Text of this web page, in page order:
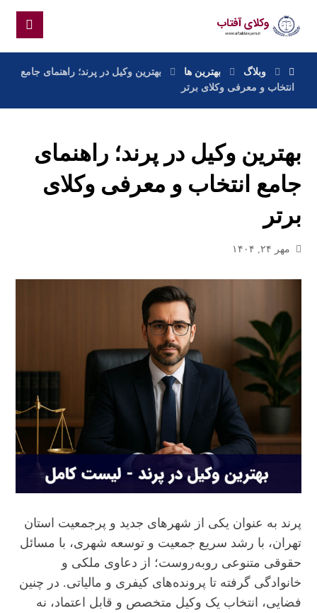
وبلاگ بهترین ها
بهترین وکیل در پرند؛ راهنمای جامع
انتخاب و معرفی وکلای برتر
بهترین وکیل در پرند؛ راهنمای
جامع انتخاب و معرفی وکلای
برتر
مهر ۲۴, ۱۴۰۴
پرند به عنوان یکی از شهرهای جدید و پرجمعیت استان
تهران، با رشد سریع جمعیت و توسعه شهری، با مسائل
حقوقی متنوعی روبه‌روست؛ از دعاوی ملکی و
خانوادگی گرفته تا پرونده‌های کیفری و مالیاتی. در چنین
فضایی، انتخاب یک وکیل متخصص و قابل اعتماد، نه